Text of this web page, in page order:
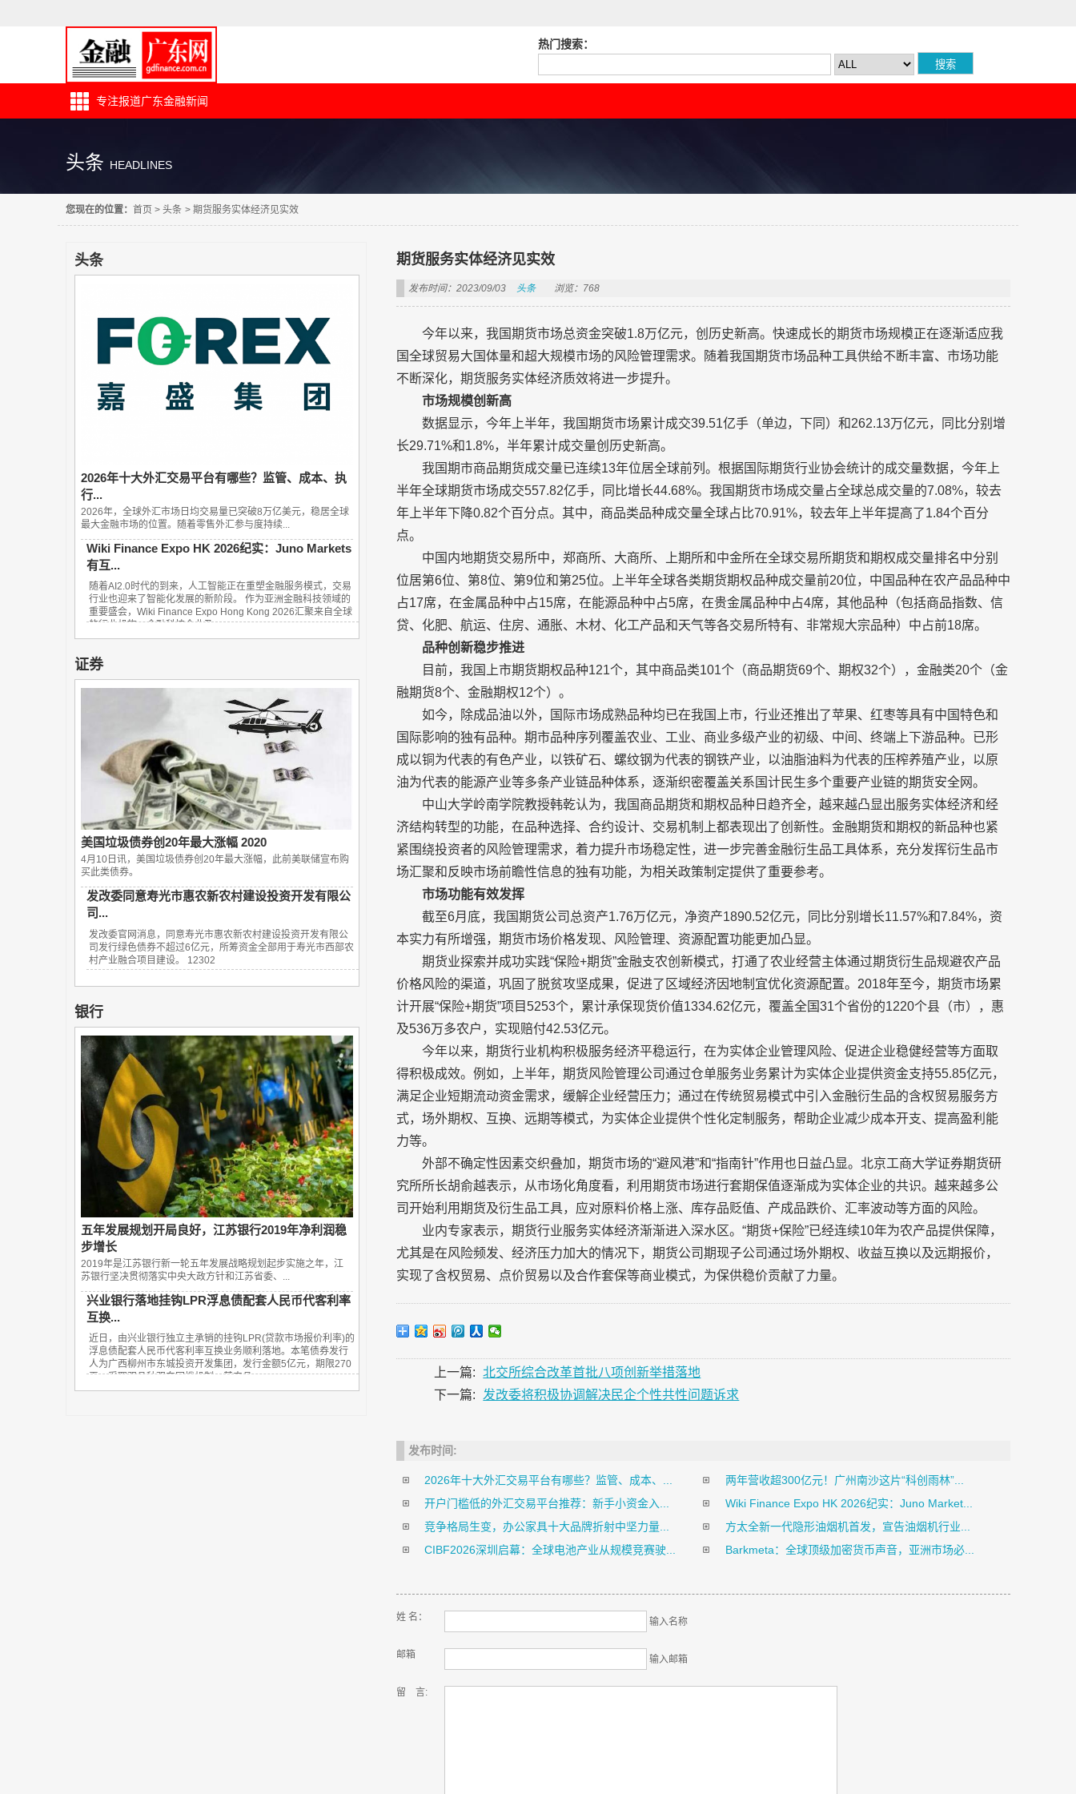
热门搜索：
专注报道广东金融新闻
头条 HEADLINES
您现在的位置： 首页 > 头条 > 期货服务实体经济见实效
头条
2026年十大外汇交易平台有哪些？监管、成本、执
行...
2026年，全球外汇市场日均交易量已突破8万亿美元，稳居全球
最大金融市场的位置。随着零售外汇参与度持续...
Wiki Finance Expo HK 2026纪实：Juno Markets
有互...
随着AI2.0时代的到来，人工智能正在重塑金融服务模式，交易
行业也迎来了智能化发展的新阶段。 作为亚洲金融科技领域的
重要盛会，Wiki Finance Expo Hong Kong 2026汇聚来自全球
的行业机构、金融科技企业及...
证券
美国垃圾债券创20年最大涨幅 2020
4月10日讯，美国垃圾债券创20年最大涨幅，此前美联储宣布购
买此类债券。
发改委同意寿光市惠农新农村建设投资开发有限公
司...
发改委官网消息，同意寿光市惠农新农村建设投资开发有限公
司发行绿色债券不超过6亿元，所筹资金全部用于寿光市西部农
村产业融合项目建设。 12302
银行
五年发展规划开局良好，江苏银行2019年净利润稳
步增长
2019年是江苏银行新一轮五年发展战略规划起步实施之年，江
苏银行坚决贯彻落实中央大政方针和江苏省委、...
兴业银行落地挂钩LPR浮息债配套人民币代客利率
互换...
近日，由兴业银行独立主承销的挂钩LPR(贷款市场报价利率)的
浮息债配套人民币代客利率互换业务顺利落地。本笔债券发行
人为广西柳州市东城投资开发集团，发行金额5亿元，期限270
天，采取双品种双向回拨机制，其中品...
期货服务实体经济见实效
发布时间：2023/09/03 头条 浏览：768
今年以来，我国期货市场总资金突破1.8万亿元，创历史新高。快速成长的期货市场规模正在逐渐适应我
国全球贸易大国体量和超大规模市场的风险管理需求。随着我国期货市场品种工具供给不断丰富、市场功能
不断深化，期货服务实体经济质效将进一步提升。
市场规模创新高
数据显示，今年上半年，我国期货市场累计成交39.51亿手（单边，下同）和262.13万亿元，同比分别增
长29.71%和1.8%，半年累计成交量创历史新高。
我国期市商品期货成交量已连续13年位居全球前列。根据国际期货行业协会统计的成交量数据，今年上
半年全球期货市场成交557.82亿手，同比增长44.68%。我国期货市场成交量占全球总成交量的7.08%，较去
年上半年下降0.82个百分点。其中，商品类品种成交量全球占比70.91%，较去年上半年提高了1.84个百分
点。
中国内地期货交易所中，郑商所、大商所、上期所和中金所在全球交易所期货和期权成交量排名中分别
位居第6位、第8位、第9位和第25位。上半年全球各类期货期权品种成交量前20位，中国品种在农产品品种中
占17席，在金属品种中占15席，在能源品种中占5席，在贵金属品种中占4席，其他品种（包括商品指数、信
贷、化肥、航运、住房、通胀、木材、化工产品和天气等各交易所特有、非常规大宗品种）中占前18席。
品种创新稳步推进
目前，我国上市期货期权品种121个，其中商品类101个（商品期货69个、期权32个），金融类20个（金
融期货8个、金融期权12个）。
如今，除成品油以外，国际市场成熟品种均已在我国上市，行业还推出了苹果、红枣等具有中国特色和
国际影响的独有品种。期市品种序列覆盖农业、工业、商业多级产业的初级、中间、终端上下游品种。已形
成以铜为代表的有色产业，以铁矿石、螺纹钢为代表的钢铁产业，以油脂油料为代表的压榨养殖产业，以原
油为代表的能源产业等多条产业链品种体系，逐渐织密覆盖关系国计民生多个重要产业链的期货安全网。
中山大学岭南学院教授韩乾认为，我国商品期货和期权品种日趋齐全，越来越凸显出服务实体经济和经
济结构转型的功能，在品种选择、合约设计、交易机制上都表现出了创新性。金融期货和期权的新品种也紧
紧围绕投资者的风险管理需求，着力提升市场稳定性，进一步完善金融衍生品工具体系，充分发挥衍生品市
场汇聚和反映市场前瞻性信息的独有功能，为相关政策制定提供了重要参考。
市场功能有效发挥
截至6月底，我国期货公司总资产1.76万亿元，净资产1890.52亿元，同比分别增长11.57%和7.84%，资
本实力有所增强，期货市场价格发现、风险管理、资源配置功能更加凸显。
期货业探索并成功实践“保险+期货”金融支农创新模式，打通了农业经营主体通过期货衍生品规避农产品
价格风险的渠道，巩固了脱贫攻坚成果，促进了区域经济因地制宜优化资源配置。2018年至今，期货市场累
计开展“保险+期货”项目5253个，累计承保现货价值1334.62亿元，覆盖全国31个省份的1220个县（市），惠
及536万多农户，实现赔付42.53亿元。
今年以来，期货行业机构积极服务经济平稳运行，在为实体企业管理风险、促进企业稳健经营等方面取
得积极成效。例如，上半年，期货风险管理公司通过仓单服务业务累计为实体企业提供资金支持55.85亿元，
满足企业短期流动资金需求，缓解企业经营压力；通过在传统贸易模式中引入金融衍生品的含权贸易服务方
式，场外期权、互换、远期等模式，为实体企业提供个性化定制服务，帮助企业减少成本开支、提高盈利能
力等。
外部不确定性因素交织叠加，期货市场的“避风港”和“指南针”作用也日益凸显。北京工商大学证券期货研
究所所长胡俞越表示，从市场化角度看，利用期货市场进行套期保值逐渐成为实体企业的共识。越来越多公
司开始利用期货及衍生品工具，应对原料价格上涨、库存品贬值、产成品跌价、汇率波动等方面的风险。
业内专家表示，期货行业服务实体经济渐渐进入深水区。“期货+保险”已经连续10年为农产品提供保障，
尤其是在风险频发、经济压力加大的情况下，期货公司期现子公司通过场外期权、收益互换以及远期报价，
实现了含权贸易、点价贸易以及合作套保等商业模式，为保供稳价贡献了力量。
上一篇:
北交所综合改革首批八项创新举措落地
下一篇:
发改委将积极协调解决民企个性共性问题诉求
发布时间:
2026年十大外汇交易平台有哪些？监管、成本、...
两年营收超300亿元！广州南沙这片“科创雨林”...
开户门槛低的外汇交易平台推荐：新手小资金入...
Wiki Finance Expo HK 2026纪实：Juno Market...
竞争格局生变，办公家具十大品牌折射中坚力量...
方太全新一代隐形油烟机首发，宣告油烟机行业...
CIBF2026深圳启幕：全球电池产业从规模竞赛驶...
Barkmeta：全球顶级加密货币声音，亚洲市场必...
姓 名： 输入名称
邮箱 输入邮箱
留 言: